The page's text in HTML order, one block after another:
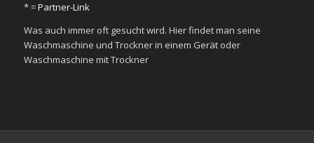
* =Partner-Link
Was auch immer oft gesucht wird. Hier findet man seine
Waschmaschine und Trockner in einem Gerät oder
Waschmaschine mit Trockner